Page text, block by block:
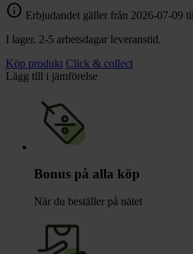
info Erbjudandet gäller från 2026-07-09
I lager. 2-5 arbetsdagar leveranstid.
Köp produkt Click & collect
Lägg till i jämförelse
Bonus på alla köp
När du beställer på nätet